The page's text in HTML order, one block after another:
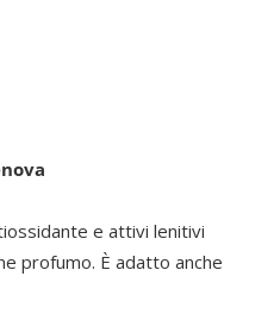
e attivi lenitivi
profumo. È adatto anche